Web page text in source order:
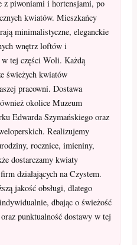
z piwoniami i hortensjami, po
kwiatów. Mieszkańcy
minimalistyczne, eleganckie
wnętrz loftów i
tej części Woli. Każdą
świeżych kwiatów
pracowni. Dostawa
okolice Muzeum
Edwarda Szymańskiego oraz
Realizujemy
rocznice, imieniny,
dostarczamy kwiaty
działających na Czystem.
jakość obsługi, dlatego
dbając o świeżość
punktualność dostawy w tej